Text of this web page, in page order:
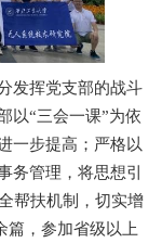
发挥党支部的战斗
以“三会一课”为依
一步提高；严格以
务管理，将思想引
帮扶机制，切实增
篇，参加省级以上